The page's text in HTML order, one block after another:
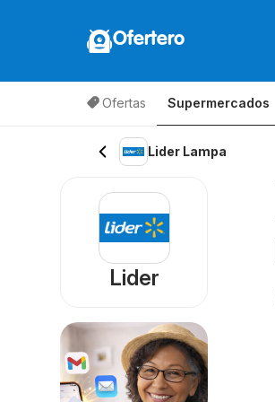
Ofertero
Ofertas Supermercados
Lider Lampa
Lider